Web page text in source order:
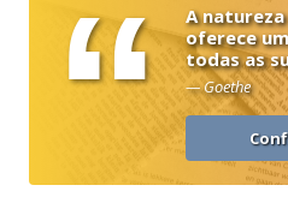
“
A
oferece
todas as
— Goethe